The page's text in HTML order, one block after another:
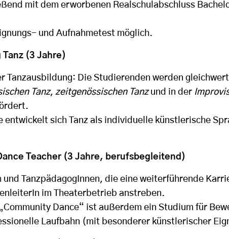
mit dem erworbenen Realschulabschluss
und Aufnahmetest möglich.
(3 Jahre)
Tanzausbildung: Die Studierenden werden
Tanz,zeitgenössischen Tanzund in der
entwickelt sich Tanz als individuelle künstlerische
Teacher (3 Jahre, berufsbegleitend)
und TanzpädagogInnen, die eine weiterführende
im Theaterbetrieb anstreben.
Dance“ ist außerdem ein Studium für
Laufbahn (mit besonderer künstlerischer